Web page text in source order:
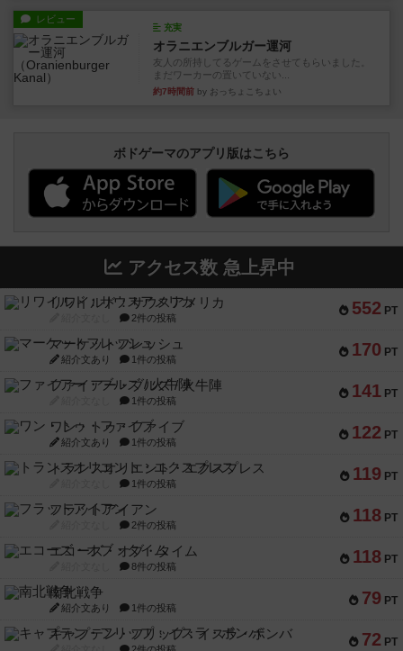
レビュー
充実
オラニエンブルガー運河
友人の所持してるゲームをさせてもらいました。
まだワーカーの置いていない...
約7時間前 by おっちょこちょい
ボドゲーマのアプリ版はこちら
アクセス数 急上昇中
552 PT
リワイルド：サウスアメリカ
2件の投稿
170 PT
マーケットフレッシュ
紹介文あり 1件の投稿
141 PT
ファイアー・ブルズ / 火牛陣
1件の投稿
122 PT
ワン・トゥ・ファイブ
紹介文あり 1件の投稿
119 PT
トランスオリエント・エクスプレス
1件の投稿
118 PT
フラットアイアン
2件の投稿
118 PT
エコーズ・オブ・タイム
8件の投稿
79 PT
南北戦争
紹介文あり 1件の投稿
72 PT
キャプテン・フリップ：イスラ・ボンバ